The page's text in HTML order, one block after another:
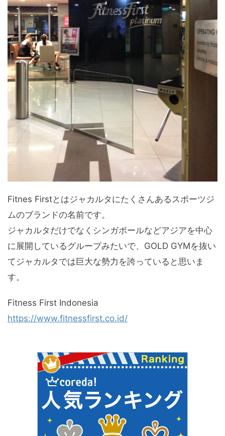
Fitnes Firstとはジャカルタにたくさんあるスポーツジ
ムのブランドの名前です。
ジャカルタだけでなくシンガポールなどアジアを中心
に展開しているグループみたいで、GOLD GYMを抜い
てジャカルタでは巨大な勢力を誇っていると思いま
す。
Fitness First Indonesia
https://www.fitnessfirst.co.id/